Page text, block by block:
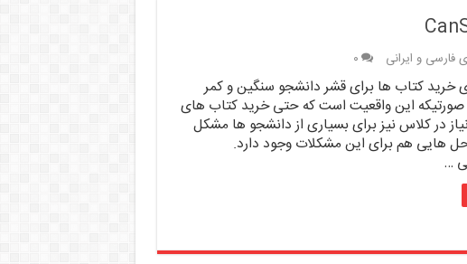
فارسی و ایرانی ۰
ی خرید کتاب ها برای قشر دانشجو سنگین و کمر
این واقعیت است که حتی خرید کتاب های
در کلاس نیز برای بسیاری از دانشجو ها مشکل
هایی هم برای این مشکلات وجود دارد.
…